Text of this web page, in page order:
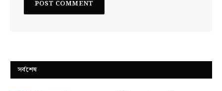
সর্বশেষ